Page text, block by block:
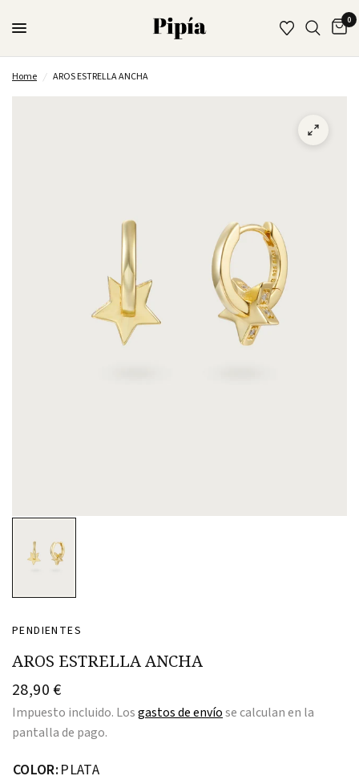
0
Home / AROS ESTRELLA ANCHA
PENDIENTES
AROS ESTRELLA ANCHA
28,90 €
Impuesto incluido. Losgastos de envíose calculan en la
pantalla de pago.
COLOR: PLATA